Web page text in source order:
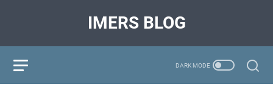
IMERS BLOG